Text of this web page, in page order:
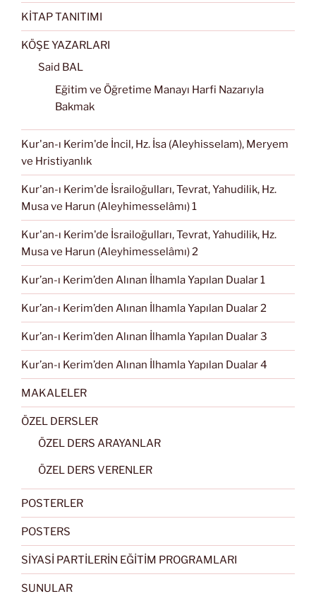
KİTAP TANITIMI
KÖŞE YAZARLARI
Said BAL
Eğitim ve Öğretime Manayı Harfi Nazarıyla
Bakmak
Kur'an-ı Kerim'de İncil, Hz. İsa (Aleyhisselam), Meryem
ve Hristiyanlık
Kur'an-ı Kerim'de İsrailoğulları, Tevrat, Yahudilik, Hz.
Musa ve Harun (Aleyhimesselâmı) 1
Kur'an-ı Kerim'de İsrailoğulları, Tevrat, Yahudilik, Hz.
Musa ve Harun (Aleyhimesselâmı) 2
Kur’an-ı Kerim’den Alınan İlhamla Yapılan Dualar 1
Kur’an-ı Kerim’den Alınan İlhamla Yapılan Dualar 2
Kur’an-ı Kerim’den Alınan İlhamla Yapılan Dualar 3
Kur’an-ı Kerim’den Alınan İlhamla Yapılan Dualar 4
MAKALELER
ÖZEL DERSLER
ÖZEL DERS ARAYANLAR
ÖZEL DERS VERENLER
POSTERLER
POSTERS
SİYASİ PARTİLERİN EĞİTİM PROGRAMLARI
SUNULAR